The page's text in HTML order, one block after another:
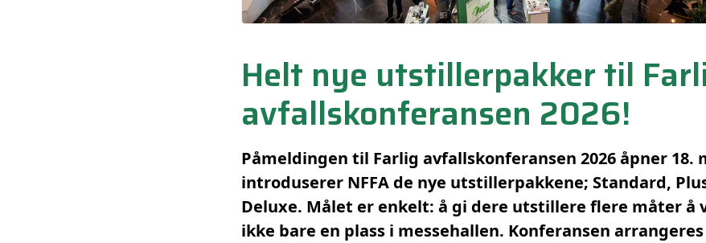
Helt nye utstillerpakker til
avfallskonferansen 2026!
Påmeldingen til Farlig avfallskonferansen 2026 åpner 18.
introduserer NFFA de nye utstillerpakkene; Standard,
Deluxe. Målet er enkelt: å gi dere utstillere flere måter å
ikke bare en plass i messehallen. Konferansen